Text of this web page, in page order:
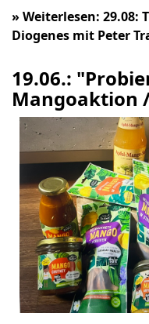
»Weiterlesen: 29.08:
Diogenes mit Peter
19.06.:
Mangoaktion /